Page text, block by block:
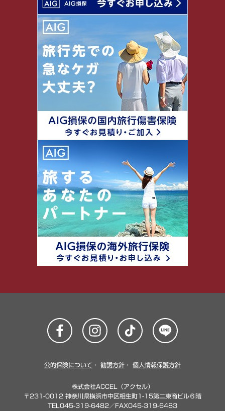
公的保険について ・ 勧誘方針 ・ 個人情報保護方針
株式会社ACCEL（アクセル）
〒231-0012 神奈川県横浜市中区相生町1-15第二東商ビル６階
TEL045-319-6482／FAX045-319-6483